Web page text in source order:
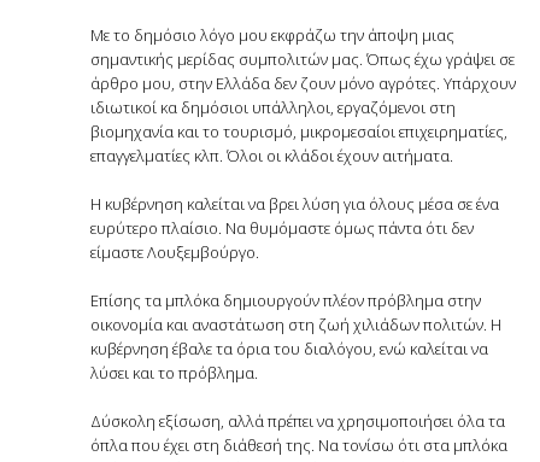
Με το δημόσιο λόγο μου εκφράζω την άποψη μιας
σημαντικής μερίδας συμπολιτών μας. Όπως έχω γράψει σε
άρθρο μου, στην Ελλάδα δεν ζουν μόνο αγρότες. Υπάρχουν
ιδιωτικοί κα δημόσιοι υπάλληλοι, εργαζόμενοι στη
βιομηχανία και το τουρισμό, μικρομεσαίοι επιχειρηματίες,
επαγγελματίες κλπ. Όλοι οι κλάδοι έχουν αιτήματα.
Η κυβέρνηση καλείται να βρει λύση για όλους μέσα σε ένα
ευρύτερο πλαίσιο. Να θυμόμαστε όμως πάντα ότι δεν
είμαστε Λουξεμβούργο.
Επίσης τα μπλόκα δημιουργούν πλέον πρόβλημα στην
οικονομία και αναστάτωση στη ζωή χιλιάδων πολιτών. Η
κυβέρνηση έβαλε τα όρια του διαλόγου, ενώ καλείται να
λύσει και το πρόβλημα.
Δύσκολη εξίσωση, αλλά πρέπει να χρησιμοποιήσει όλα τα
όπλα που έχει στη διάθεσή της. Να τονίσω ότι στα μπλόκα